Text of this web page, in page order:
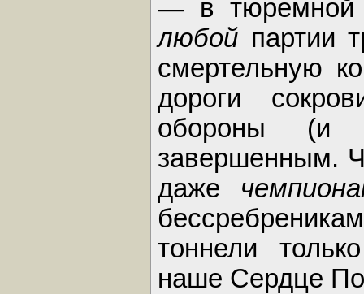
— в тюремной
любой партии
смертельную
дороги
обороны (и
завершенным.
даже
тоннели
наше Сердце